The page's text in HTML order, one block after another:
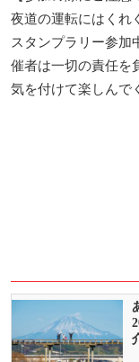
夜道の運転にはくれ
スタンプラリー参加
催者は一切の責任を
気を付けて楽しんで